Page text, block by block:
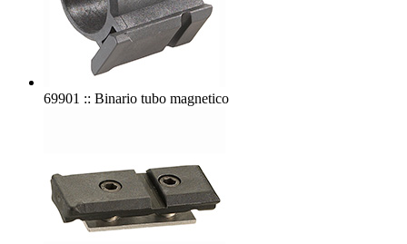
69901 :: Binario tubo magnetico